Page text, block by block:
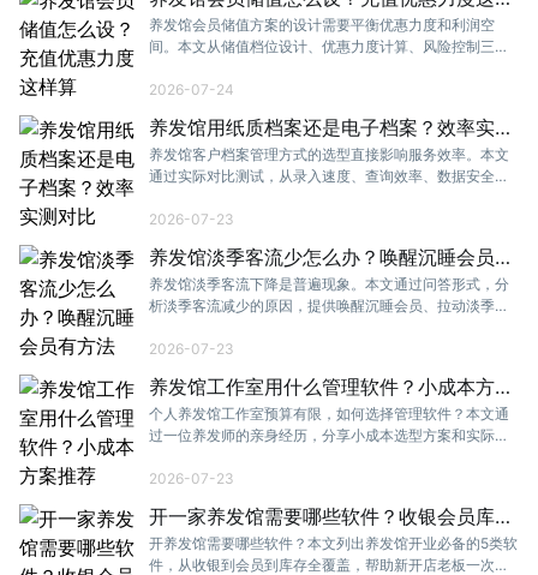
算
养发馆会员储值方案的设计需要平衡优惠力度和利润空
间。本文从储值档位设计、优惠力度计算、风险控制三个
2026-07-24
养发馆用纸质档案还是电子档案？效率实测
对比
养发馆客户档案管理方式的选型直接影响服务效率。本文
通过实际对比测试，从录入速度、查询效率、数据安全等
2026-07-23
养发馆淡季客流少怎么办？唤醒沉睡会员有
方法
养发馆淡季客流下降是普遍现象。本文通过问答形式，分
析淡季客流减少的原因，提供唤醒沉睡会员、拉动淡季消
2026-07-23
养发馆工作室用什么管理软件？小成本方案
推荐
个人养发馆工作室预算有限，如何选择管理软件？本文通
过一位养发师的亲身经历，分享小成本选型方案和实际使
2026-07-23
开一家养发馆需要哪些软件？收银会员库存
全覆盖
开养发馆需要哪些软件？本文列出养发馆开业必备的5类软
件，从收银到会员到库存全覆盖，帮助新开店老板一次性